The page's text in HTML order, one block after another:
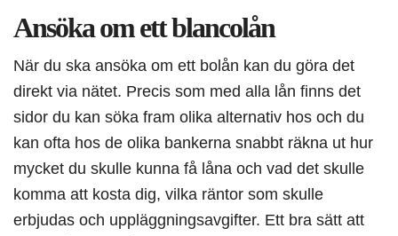
Ansöka om ett blancolån
När du ska ansöka om ett bolån kan du göra det
direkt via nätet. Precis som med alla lån finns det
sidor du kan söka fram olika alternativ hos och du
kan ofta hos de olika bankerna snabbt räkna ut hur
mycket du skulle kunna få låna och vad det skulle
komma att kosta dig, vilka räntor som skulle
erbjudas och uppläggningsavgifter. Ett bra sätt att